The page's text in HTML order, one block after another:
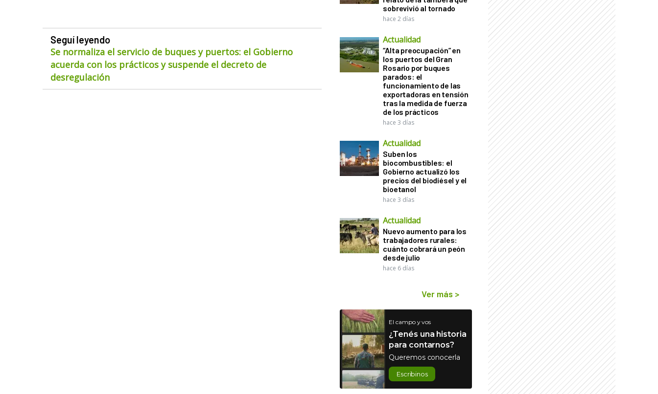
Seguí leyendo
Se normaliza el servicio de buques y puertos: el Gobierno
acuerda con los prácticos y suspende el decreto de
desregulación
sobrevivió al tornado
hace 2 días
Actualidad
“Alta preocupación” en
los puertos del Gran
Rosario por buques
parados: el
funcionamiento de las
exportadoras en tensión
tras la medida de fuerza
de los prácticos
hace 3 días
Actualidad
Suben los
biocombustibles: el
Gobierno actualizó los
precios del biodiésel y el
bioetanol
hace 3 días
Actualidad
Nuevo aumento para los
trabajadores rurales:
cuánto cobrará un peón
desde julio
hace 6 días
Ver más >
El campo y vos
¿Tenés una historia
para contarnos?
Queremos conocerla
Escribinos